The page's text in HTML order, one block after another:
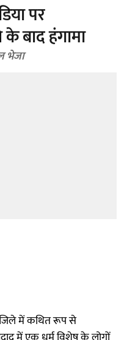
पर
बाद हंगामा
भेजा
जिले में कथित रूप से